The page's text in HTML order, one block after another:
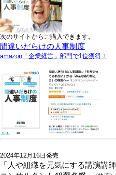
次のサイトからご購入できます。
間違いだらけの人事制度
amazon「企業経営」部門で1位獲得！
2024年12月16日発売
「人や組織を元気にする講演講師